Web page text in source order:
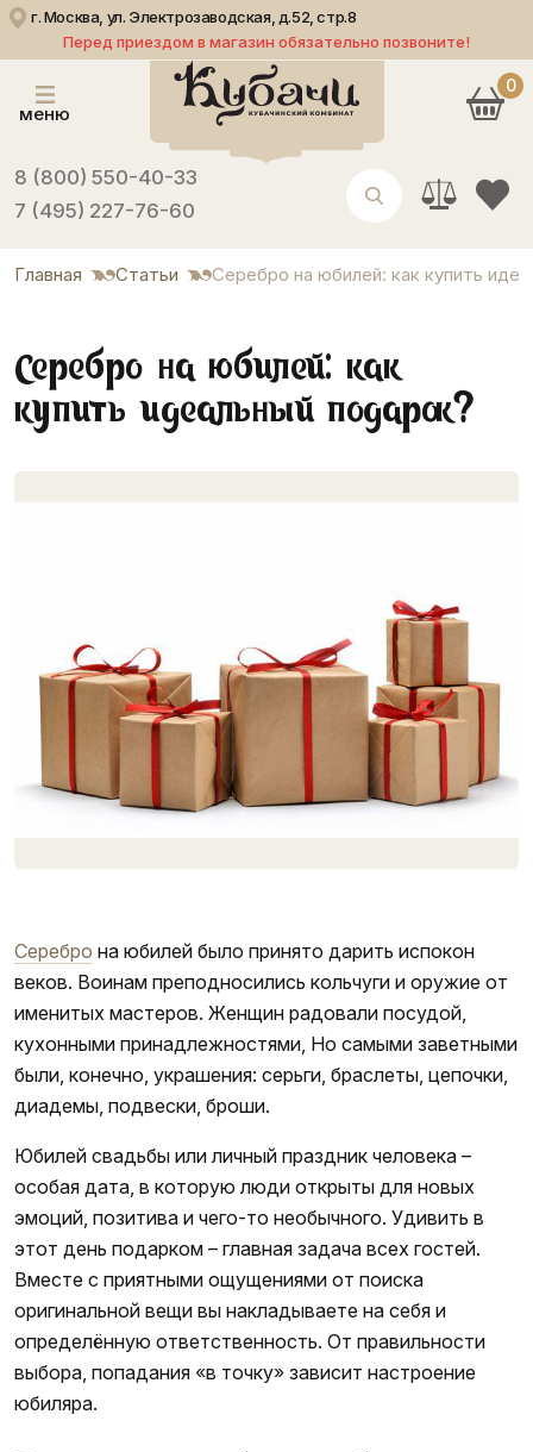
г. Москва, ул. Электрозаводская, д.52, стр.8
Перед приездом в магазин обязательно позвоните!
меню
8 (800) 550-40-33
7 (495) 227-76-60
0
Главная Статьи Серебро на юбилей: как купить
Серебро на юбилей: как
купить идеальный подарок?
Серебро на юбилей было принято дарить испокон
веков. Воинам преподносились кольчуги и оружие от
именитых мастеров. Женщин радовали посудой,
кухонными принадлежностями, Но самыми заветными
были, конечно, украшения: серьги, браслеты, цепочки,
диадемы, подвески, броши.
Юбилей свадьбы или личный праздник человека –
особая дата, в которую люди открыты для новых
эмоций, позитива и чего-то необычного. Удивить в
этот день подарком – главная задача всех гостей.
Вместе с приятными ощущениями от поиска
оригинальной вещи вы накладываете на себя и
определённую ответственность. От правильности
выбора, попадания «в точку» зависит настроение
юбиляра.